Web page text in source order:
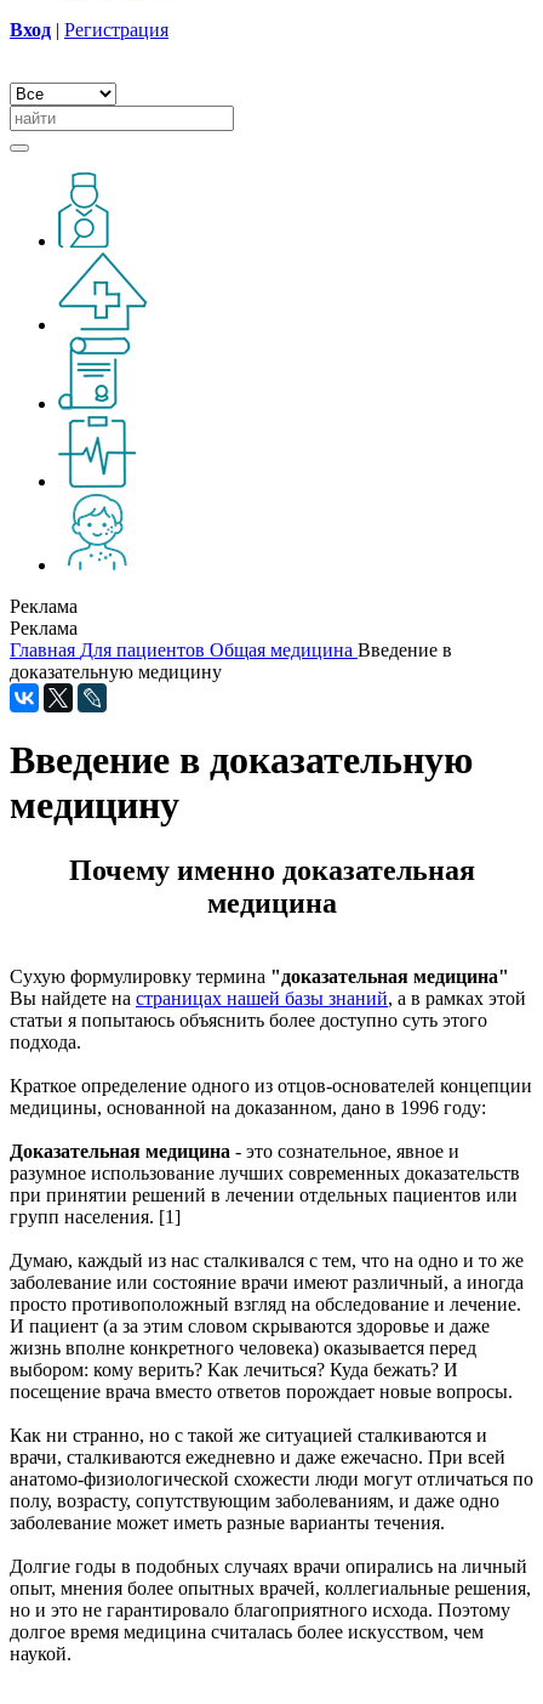
Вход | Регистрация
Реклама
Реклама
Главная Для пациентов Общая медицина Введение в
доказательную медицину
Введение в доказательную
медицину
Почему именно доказательная
медицина
Сухую формулировку термина "доказательная медицина"
Вы найдете на страницах нашей базы знаний, а в рамках этой
статьи я попытаюсь объяснить более доступно суть этого
подхода.
Краткое определение одного из отцов-основателей концепции
медицины, основанной на доказанном, дано в 1996 году:
Доказательная медицина - это сознательное, явное и
разумное использование лучших современных доказательств
при принятии решений в лечении отдельных пациентов или
групп населения. [1]
Думаю, каждый из нас сталкивался с тем, что на одно и то же
заболевание или состояние врачи имеют различный, а иногда
просто противоположный взгляд на обследование и лечение.
И пациент (а за этим словом скрываются здоровье и даже
жизнь вполне конкретного человека) оказывается перед
выбором: кому верить? Как лечиться? Куда бежать? И
посещение врача вместо ответов порождает новые вопросы.
Как ни странно, но с такой же ситуацией сталкиваются и
врачи, сталкиваются ежедневно и даже ежечасно. При всей
анатомо-физиологической схожести люди могут отличаться по
полу, возрасту, сопутствующим заболеваниям, и даже одно
заболевание может иметь разные варианты течения.
Долгие годы в подобных случаях врачи опирались на личный
опыт, мнения более опытных врачей, коллегиальные решения,
но и это не гарантировало благоприятного исхода. Поэтому
долгое время медицина считалась более искусством, чем
наукой.